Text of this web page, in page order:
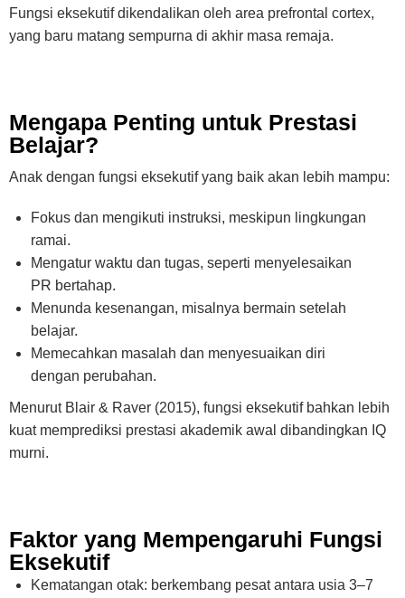
Fungsi eksekutif dikendalikan oleh area prefrontal cortex,
yang baru matang sempurna di akhir masa remaja.
Mengapa Penting untuk Prestasi
Belajar?
Anak dengan fungsi eksekutif yang baik akan lebih mampu:
Fokus dan mengikuti instruksi, meskipun lingkungan
ramai.
Mengatur waktu dan tugas, seperti menyelesaikan
PR bertahap.
Menunda kesenangan, misalnya bermain setelah
belajar.
Memecahkan masalah dan menyesuaikan diri
dengan perubahan.
Menurut Blair & Raver (2015), fungsi eksekutif bahkan lebih
kuat memprediksi prestasi akademik awal dibandingkan IQ
murni.
Faktor yang Mempengaruhi Fungsi
Eksekutif
Kematangan otak: berkembang pesat antara usia 3–7